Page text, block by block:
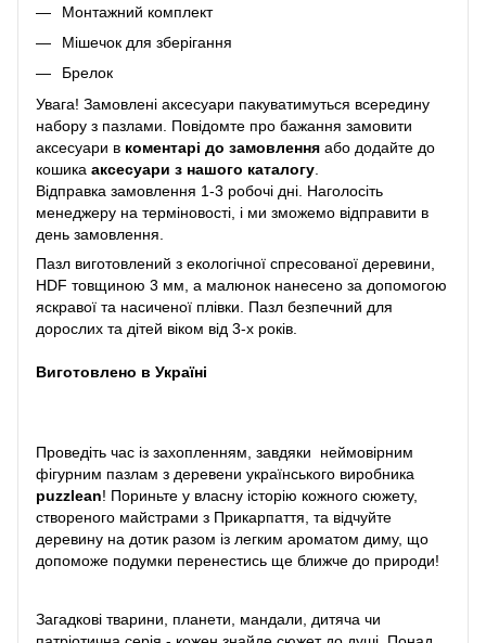
Монтажний комплект
Мішечок для зберігання
Брелок
Увага! Замовлені аксесуари пакуватимуться всередину
набору з пазлами. Повідомте про бажання замовити
аксесуари в коментарі до замовлення або додайте до
кошика аксесуари з нашого каталогу
Відправка замовлення 1-3 робочі дні. Наголосіть
менеджеру на терміновості, і ми зможемо відправити в
день замовлення.
Пазл виготовлений з екологічної спресованої деревини,
HDF товщиною 3 мм, а малюнок нанесено за допомогою
яскравої та насиченої плівки. Пазл безпечний для
дорослих та дітей віком від 3-х років.
Виготовлено в Україні
Проведіть час із захопленням, завдяки неймовірним
фігурним пазлам з деревени українського виробника
puzzlean! Пориньте у власну історію кожного сюжету,
створеного майстрами з Прикарпаття, та відчуйте
деревину на дотик разом із легким ароматом диму, що
допоможе подумки перенестись ще ближче до природи!
Загадкові тварини, планети, мандали, дитяча чи